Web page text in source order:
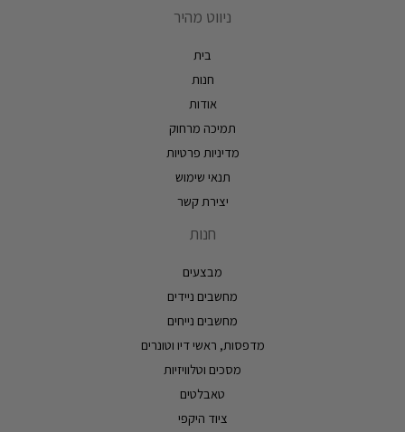
ניווט מהיר
בית
חנות
אודות
תמיכה מרחוק
מדיניות פרטיות
תנאי שימוש
יצירת קשר
חנות
מבצעים
מחשבים ניידים
מחשבים נייחים
מדפסות, ראשי דיו וטונרים
מסכים וטלוויזיות
טאבלטים
ציוד היקפי